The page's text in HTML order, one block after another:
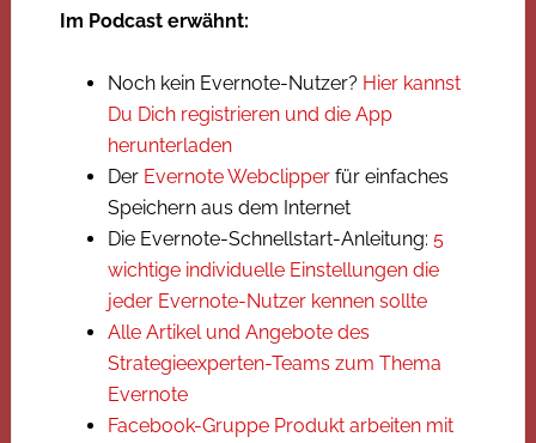
Im Podcast erwähnt:
Noch kein Evernote-Nutzer? Hier kannst
Du Dich registrieren und die App
herunterladen
Der Evernote Webclipperfür einfaches
Speichern aus dem Internet
Die Evernote-Schnellstart-Anleitung: 5
wichtige individuelle Einstellungen die
jeder Evernote-Nutzer kennen sollte
Alle Artikel und Angebote des
Strategieexperten-Teams zum Thema
Evernote
Facebook-Gruppe Produkt arbeiten mit